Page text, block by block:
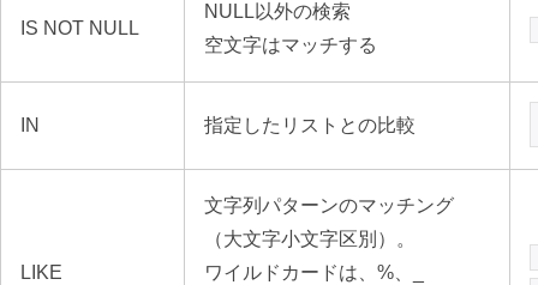
IS NOT NULL
NULL以外の検索
空文字はマッチする
IN 指定したリストとの比較
LIKE
文字列パターンのマッチング
（大文字小文字区別）。
ワイルドカードは、%、_